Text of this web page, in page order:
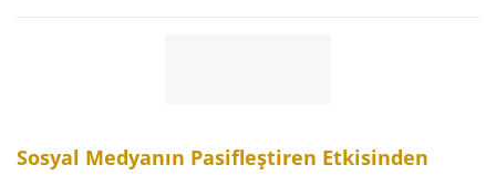
Sosyal Medyanın Pasifleştiren Etkisinden